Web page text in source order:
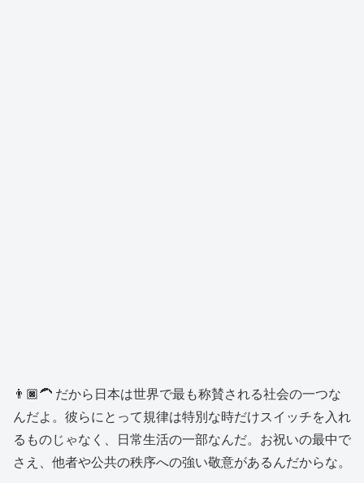
👨🏿‍🦱 だから日本は世界で最も称賛される社会の一つな
んだよ。彼らにとって規律は特別な時だけスイッチを入れ
るものじゃなく、日常生活の一部なんだ。お祝いの最中で
さえ、他者や公共の秩序への強い敬意があるんだからな。